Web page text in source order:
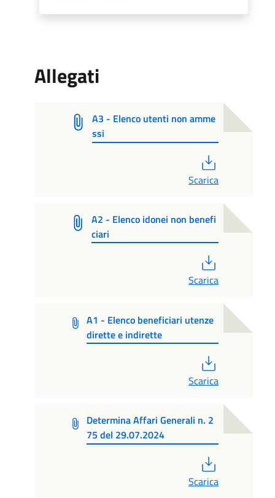
Allegati
A3 - Elenco utenti non amme
ssi
Scarica
A2 - Elenco idonei non benefi
ciari
Scarica
A1 - Elenco beneficiari utenze
dirette e indirette
Scarica
Determina Affari Generali n. 2
75 del 29.07.2024
Scarica